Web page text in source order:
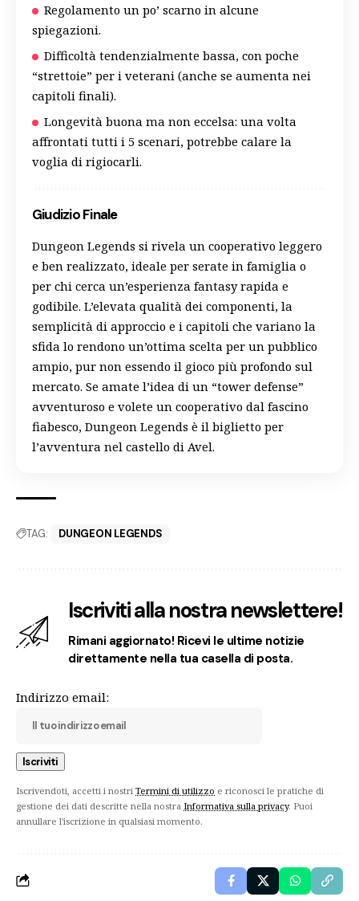
Regolamento un po’ scarno in alcune
spiegazioni.
Difficoltà tendenzialmente bassa, con poche
“strettoie” per i veterani (anche se aumenta nei
capitoli finali).
Longevità buona ma non eccelsa: una volta
affrontati tutti i 5 scenari, potrebbe calare la
voglia di rigiocarli.
Giudizio Finale
Dungeon Legends si rivela un cooperativo leggero
e ben realizzato, ideale per serate in famiglia o
per chi cerca un’esperienza fantasy rapida e
godibile. L’elevata qualità dei componenti, la
semplicità di approccio e i capitoli che variano la
sfida lo rendono un’ottima scelta per un pubblico
ampio, pur non essendo il gioco più profondo sul
mercato. Se amate l’idea di un “tower defense”
avventuroso e volete un cooperativo dal fascino
fiabesco, Dungeon Legends è il biglietto per
l’avventura nel castello di Avel.
TAG: DUNGEON LEGENDS
Iscriviti alla nostra newslettere!
Rimani aggiornato! Ricevi le ultime notizie
direttamente nella tua casella di posta.
Indirizzo email:
Iscrivendoti, accetti i nostri Termini di utilizzo e riconosci le pratiche di
gestione dei dati descritte nella nostra Informativa sulla privacy. Puoi
annullare l'iscrizione in qualsiasi momento.